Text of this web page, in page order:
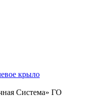
крыло
Система» ГО